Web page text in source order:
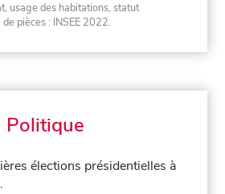
usage des habitations, statut
pièces : INSEE 2022.
Politique
élections présidentielles à